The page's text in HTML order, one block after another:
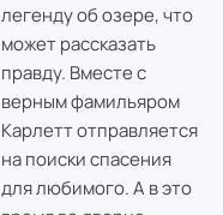
легенду об озере, что
может рассказать
правду. Вместе с
верным фамильяром
Карлетт отправляется
на поиски спасения
для любимого. А в это